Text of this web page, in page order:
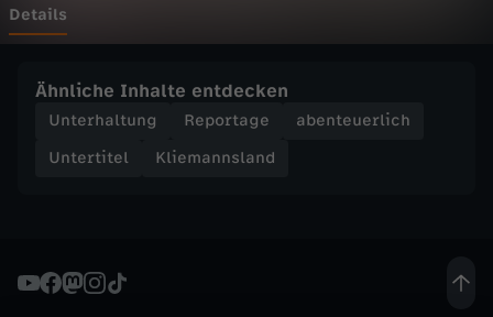
d
W
e
Details
Ähnliche Inhalte entdecken
Unterhaltung Reportage
abenteuerlich
Untertitel
Kliemannsland